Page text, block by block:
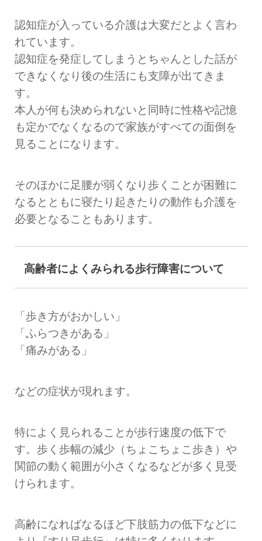
認知症が入っている介護は大変だとよく言わ
れています。
認知症を発症してしまうとちゃんとした話が
できなくなり後の生活にも支障が出てきま
す。
本人が何も決められないと同時に性格や記憶
も定かでなくなるので家族がすべての面倒を
見ることになります。
そのほかに足腰が弱くなり歩くことが困難に
なるとともに寝たり起きたりの動作も介護を
必要となることもあります。
高齢者によくみられる歩行障害について
「歩き方がおかしい」
「ふらつきがある」
「痛みがある」
などの症状が現れます。
特によく見られることが歩行速度の低下で
す。歩く歩幅の減少（ちょこちょこ歩き）や
関節の動く範囲が小さくなるなどが多く見受
けられます。
高齢になればなるほど下肢筋力の低下などに